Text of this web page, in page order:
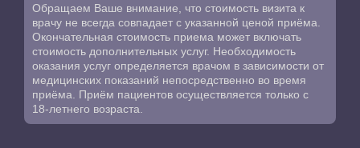
Обращаем Ваше внимание, что стоимость визита к
врачу не всегда совпадает с указанной ценой приёма.
Окончательная стоимость приема может включать
стоимость дополнительных услуг. Необходимость
оказания услуг определяется врачом в зависимости от
медицинских показаний непосредственно во время
приёма. Приём пациентов осуществляется только с
18-летнего возраста.